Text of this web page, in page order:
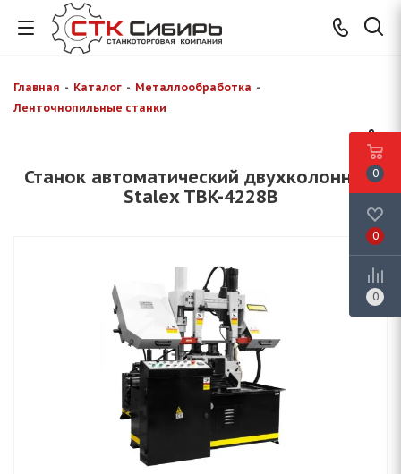
Главная - Каталог - Металлообработка -
Ленточнопильные станки
Станок автоматический двухколонный
Stalex TBK-4228B
0
0
0